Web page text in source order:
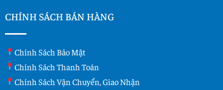
CHÍNH SÁCH BÁN HÀNG
Chính Sách Bảo Mật
Chính Sách Thanh Toán
Chính Sách Vận Chuyển, Giao Nhận